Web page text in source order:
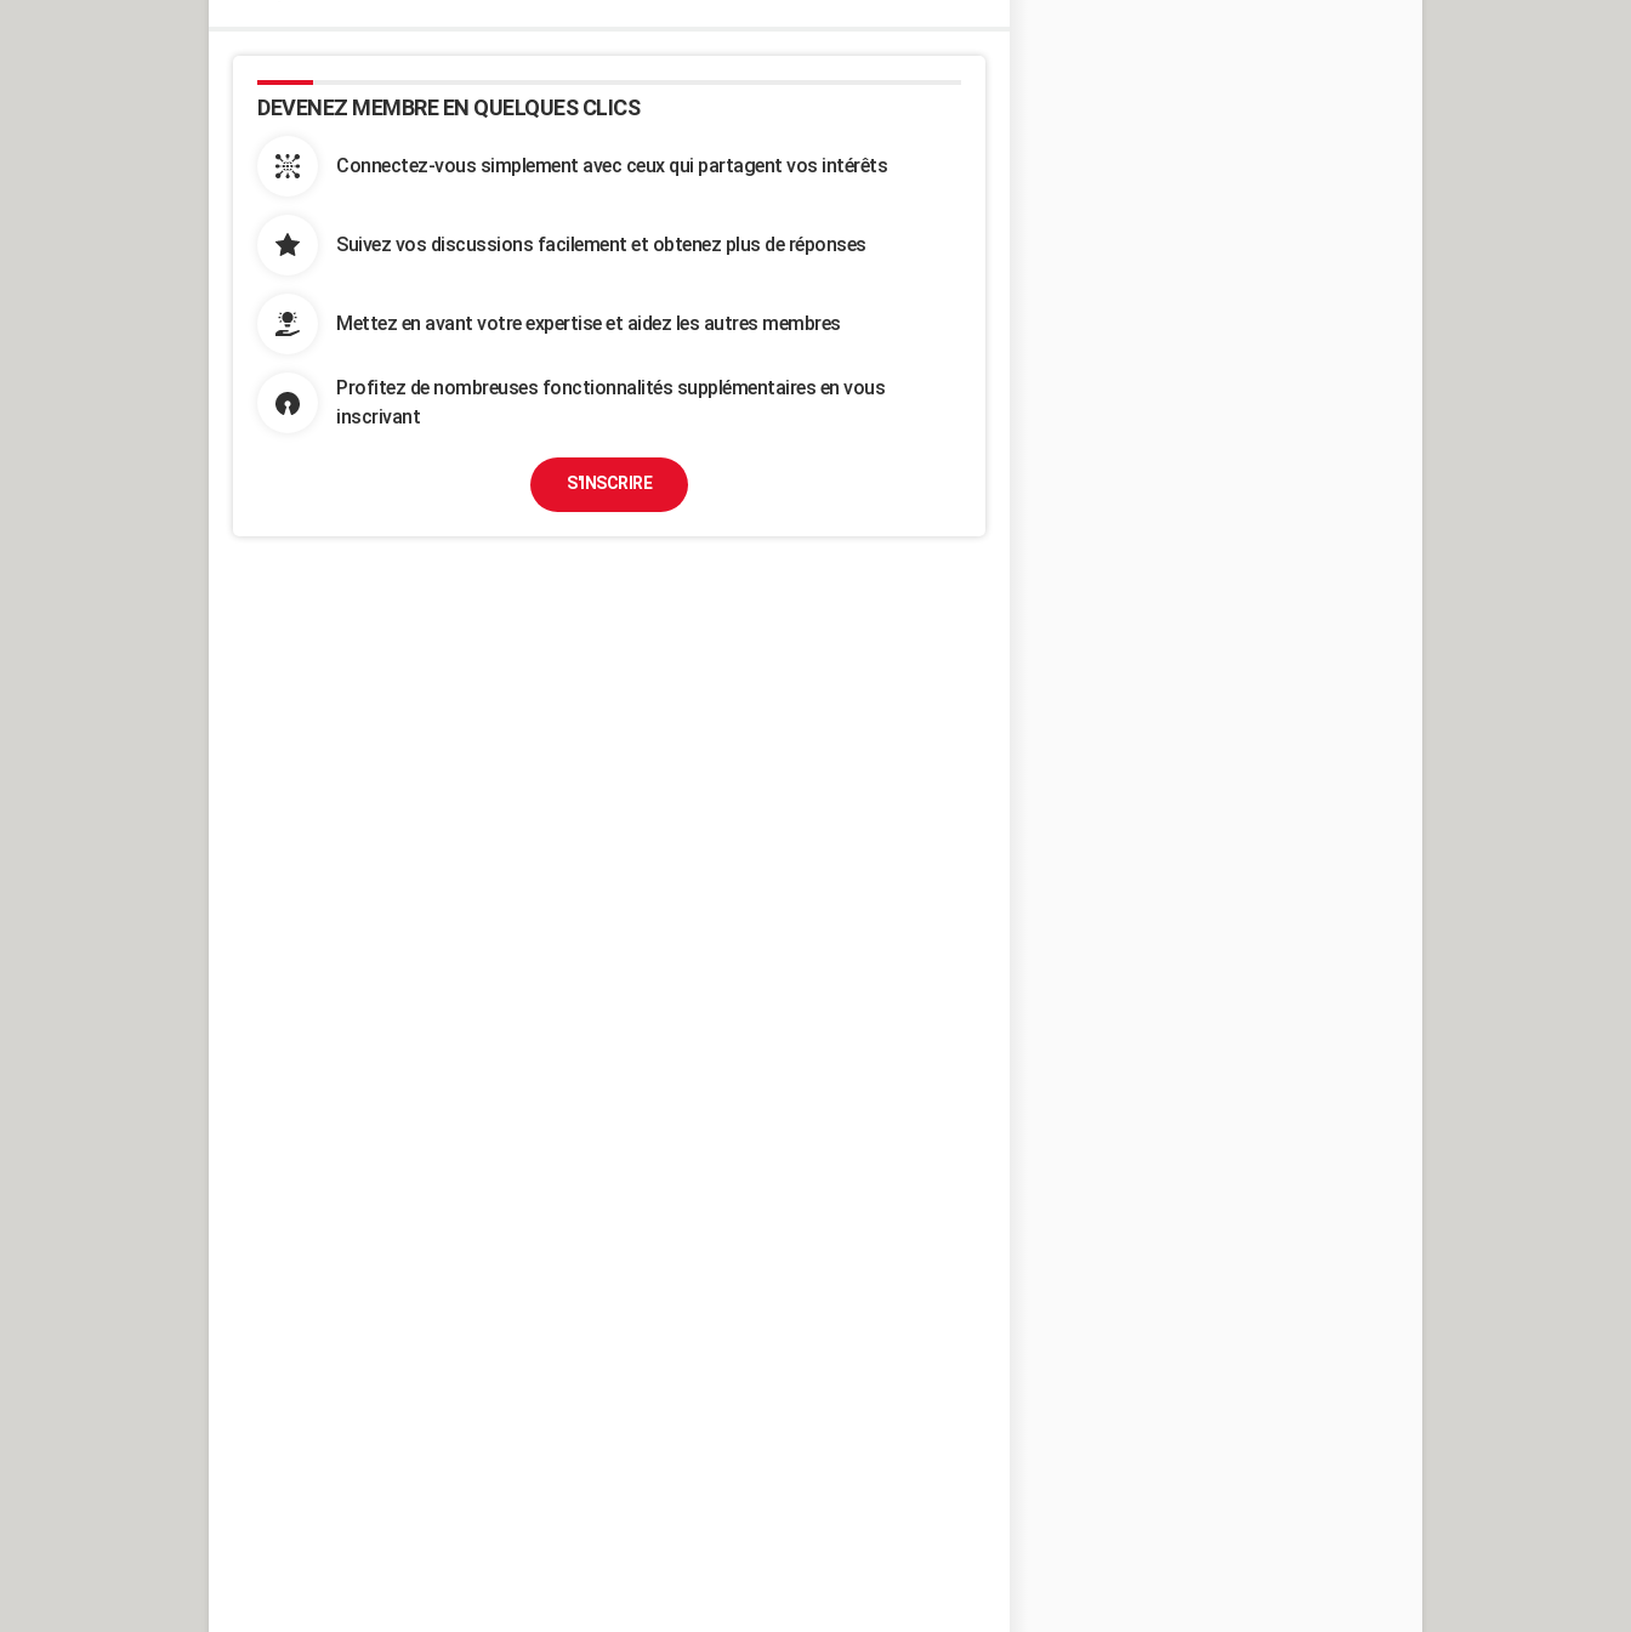
DEVENEZ MEMBRE EN QUELQUES CLICS
Connectez-vous simplement avec ceux qui partagent vos intérêts
Suivez vos discussions facilement et obtenez plus de réponses
Mettez en avant votre expertise et aidez les autres membres
Profitez de nombreuses fonctionnalités supplémentaires en vous
inscrivant
S'INSCRIRE